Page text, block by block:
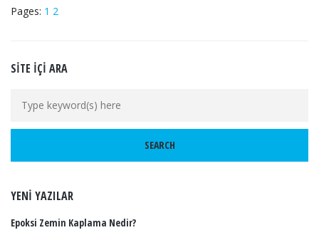
Pages: 1 2
SITE İÇI ARA
YENI YAZILAR
Epoksi Zemin Kaplama Nedir?